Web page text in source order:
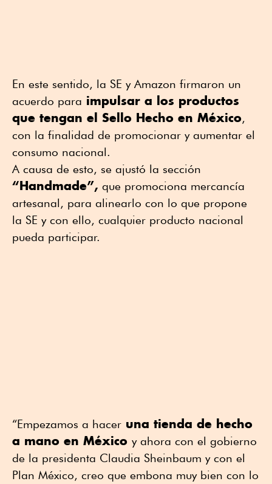
En este sentido, la SE y Amazon firmaron un
acuerdo para impulsar a los productos
que tengan el Sello Hecho en México,
con la finalidad de promocionar y aumentar el
consumo nacional.
A causa de esto, se ajustó la sección
“Handmade”, que promociona mercancía
artesanal, para alinearlo con lo que propone
la SE y con ello, cualquier producto nacional
pueda participar.
“Empezamos a hacer una tienda de hecho
a mano en México y ahora con el gobierno
de la presidenta Claudia Sheinbaum y con el
Plan México, creo que embona muy bien con lo